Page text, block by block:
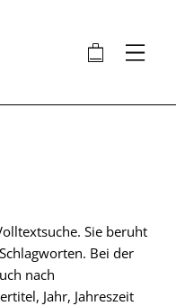
🛍 ⋮
Sie beruht
Bei der
nach
Jahr, Jahreszeit